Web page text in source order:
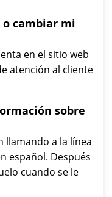
o cambiar mi
en el sitio web
atención al cliente
sobre
llamando a la línea
español. Después
cuando se le